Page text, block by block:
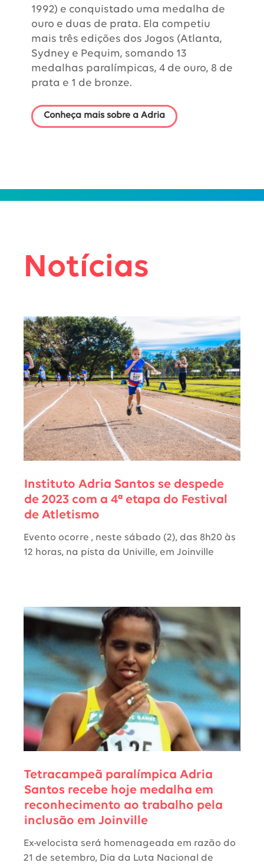
1992) e conquistado uma medalha de
ouro e duas de prata. Ela competiu
mais três edições dos Jogos (Atlanta,
Sydney e Pequim, somando 13
medalhas paralímpicas, 4 de ouro, 8 de
prata e 1 de bronze.
Conheça mais sobre a Adria
Notícias
Instituto Adria Santos se despede
de 2023 com a 4ª etapa do Festival
de Atletismo
Evento ocorre , neste sábado (2), das 8h20 às
12 horas, na pista da Univille, em Joinville
Tetracampeã paralímpica Adria
Santos recebe hoje medalha em
reconhecimento ao trabalho pela
inclusão em Joinville
Ex-velocista será homenageada em razão do
21 de setembro, Dia da Luta Nacional de